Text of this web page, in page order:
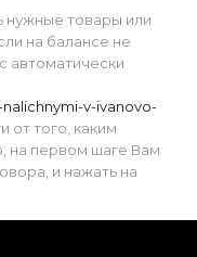
нужные товары или
на балансе не
автоматически
v-ivanovo-
от того, каким
на первом шаге Вам
и нажать на